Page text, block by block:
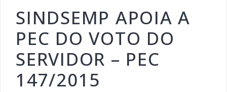
SINDSEMP APOIA A
PEC DO VOTO DO
SERVIDOR – PEC
147/2015